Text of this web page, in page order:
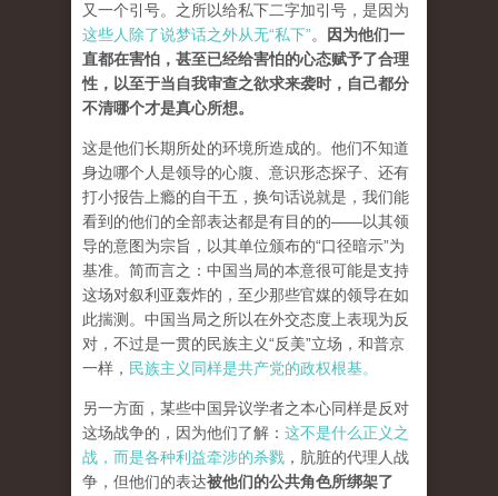
又一个引号。之所以给私下二字加引号，是因为
这些人除了说梦话之外从无“私下”。
因为他们一
直都在害怕，甚至已经给害怕的心态赋予了合理
性，以至于当自我审查之欲求来袭时，自己都分
不清哪个才是真心所想。
这是他们长期所处的环境所造成的。他们不知道
身边哪个人是领导的心腹、意识形态探子、还有
打小报告上瘾的自干五，换句话说就是，我们能
看到的他们的全部表达都是有目的的——以其领
导的意图为宗旨，以其单位颁布的“口径暗示”为
基准。简而言之：中国当局的本意很可能是支持
这场对叙利亚轰炸的，至少那些官媒的领导在如
此揣测。中国当局之所以在外交态度上表现为反
对，不过是一贯的民族主义“反美”立场，和普京
一样， 民族主义同样是共产党的政权根基。
另一方面，某些中国异议学者之本心同样是反对
这场战争的，因为他们了解： 这不是什么正义之
战，而是各种利益牵涉的杀戮 ，肮脏的代理人战
争，但他们的表达被他们的公共角色所绑架了